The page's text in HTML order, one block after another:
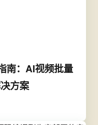
南：AI视频批量
方案